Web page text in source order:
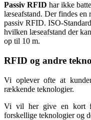
Passiv RFID har ikke
læseafstand. Der findes
passiv RFID. ISO-
hvilken læseafstand der
op til 10 m.
RFID og andre
Vi oplever ofte at
rækkende teknologier.
Vi vil her give en kort
forskellige teknologier og